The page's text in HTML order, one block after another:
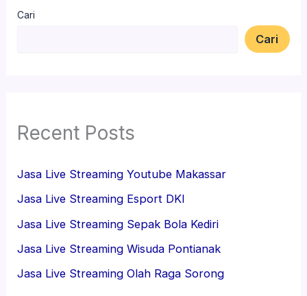
Cari
Cari
Recent Posts
Jasa Live Streaming Youtube Makassar
Jasa Live Streaming Esport DKI
Jasa Live Streaming Sepak Bola Kediri
Jasa Live Streaming Wisuda Pontianak
Jasa Live Streaming Olah Raga Sorong